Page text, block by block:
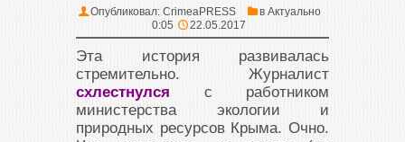
Опубликовал: CrimeaPRESS в Актуально
0:05
22.05.2017
Эта история развивалась
стремительно. Журналист
схлестнулся с работником
министерства экологии и
природных ресурсов Крыма. Очно.